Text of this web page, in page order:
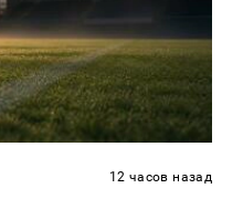
12 часов назад